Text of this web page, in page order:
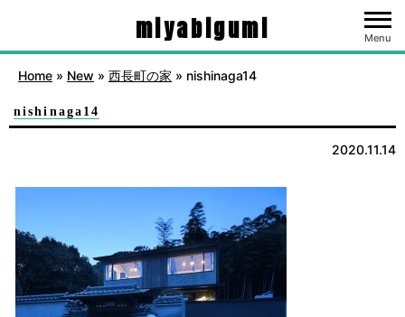
miyabigumi Menu
Home » New » 西長町の家 » nishinaga14
nishinaga14
2020.11.14